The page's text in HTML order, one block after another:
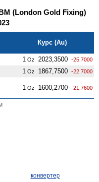
(London Gold Fixing)
Курс (Au)
1 Oz 2023,3500 -25.7000
1 Oz 1867,7500 -22.7000
1 Oz 1600,2700 -21.7600
конвертер